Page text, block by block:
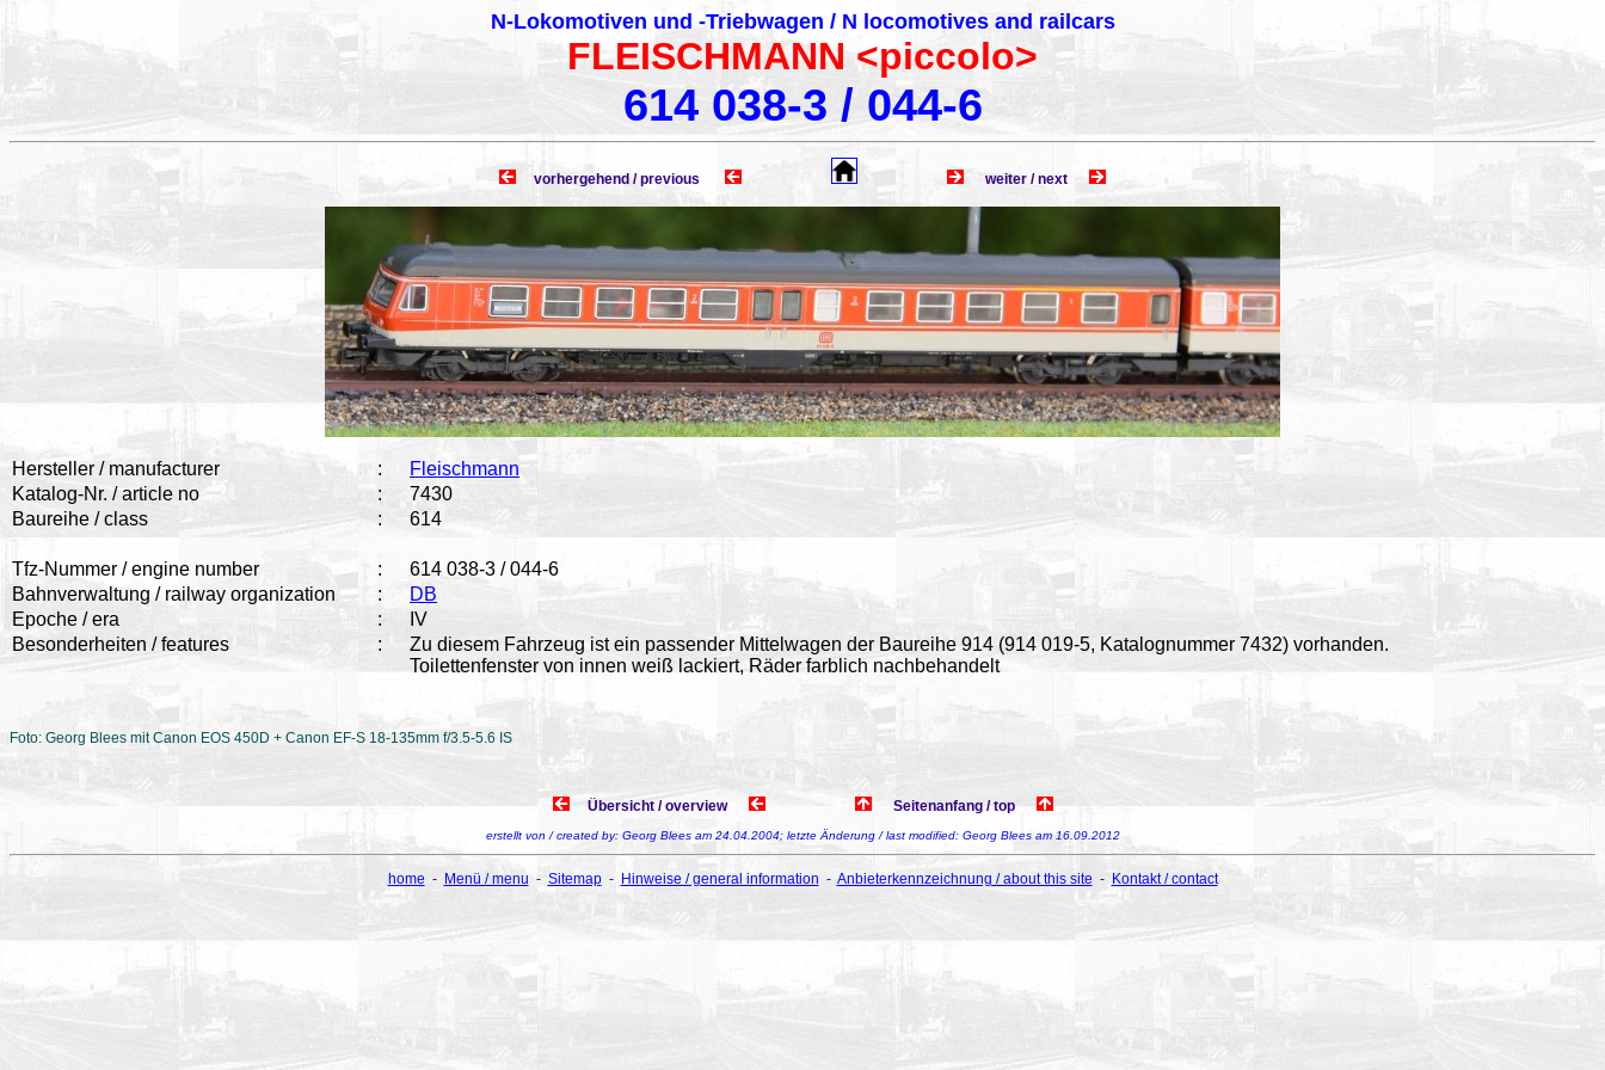
N-Lokomotiven und -Triebwagen / N locomotives and railcars
FLEISCHMANN <piccolo>
614 038-3 / 044-6
vorhergehend / previous weiter / next
Hersteller / manufacturer :
Fleischmann
Katalog-Nr. / article no
:
7430
Baureihe / class
: 614
Tfz-Nummer / engine number :
614 038-3 / 044-6
Bahnverwaltung / railway organization
:
DB
Epoche / era
:
IV
Besonderheiten / features
:
Zu diesem Fahrzeug ist ein passender Mittelwagen der Baureihe 914 (914 019-5, Katalognummer 7432) vorhanden.
Toilettenfenster von innen weiß lackiert, Räder farblich nachbehandelt
Foto: Georg Blees mit Canon EOS 450D + Canon EF-S 18-135mm f/3.5-5.6 IS
Übersicht / overview Seitenanfang / top
erstellt von / created by: Georg Blees am 24.04.2004; letzte Änderung / last modified: Georg Blees am 16.09.2012
home- Menü / menu - Sitemap- Hinweise / general information - Anbieterkennzeichnung / about this site - Kontakt / contact